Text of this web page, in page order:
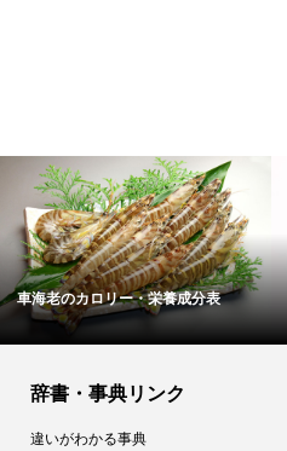
車海老のカロリー・栄養成分表
辞書・事典リンク
違いがわかる事典